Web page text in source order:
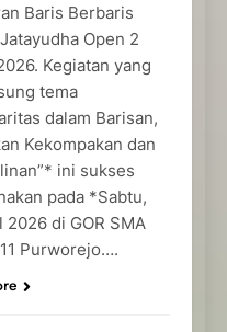
Baris Berbaris
Open 2
Kegiatan yang
tema
dalam Barisan,
Kekompakan dan
ini sukses
pada *Sabtu,
2026 di GOR SMA
Purworejo….